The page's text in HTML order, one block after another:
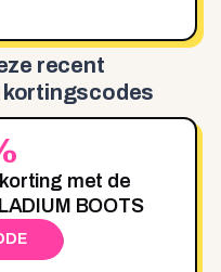
recent
kortingscodes
met de
BOOTS